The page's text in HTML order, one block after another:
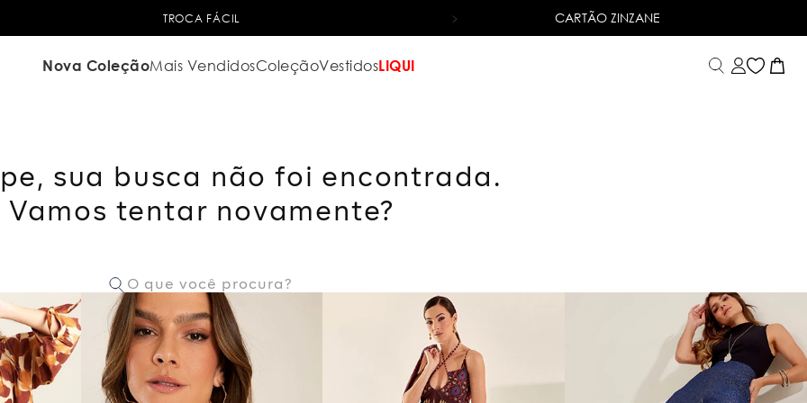
TROCA FÁCIL 6X SEM JUROSNO CARTÃO DE CRÉDITO
CARTÃO ZINZANE
Nova ColeçãoMais VendidosColeçãoVestidosLIQUI
sua busca não foi encontrada.
Vamos tentar novamente?